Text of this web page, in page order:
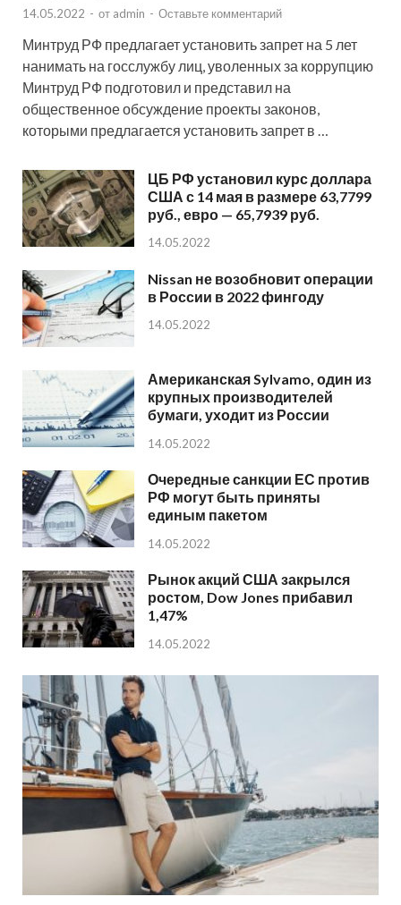
14.05.2022 - от admin - Оставьте комментарий
Минтруд РФ предлагает установить запрет на 5 лет
нанимать на госслужбу лиц, уволенных за коррупцию
Минтруд РФ подготовил и представил на
общественное обсуждение проекты законов,
которыми предлагается установить запрет в …
ЦБ РФ установил курс доллара
США с 14 мая в размере 63,7799
руб., евро — 65,7939 руб.
14.05.2022
Nissan не возобновит операции
в России в 2022 фингоду
14.05.2022
Американская Sylvamo, один из
крупных производителей
бумаги, уходит из России
14.05.2022
Очередные санкции ЕС против
РФ могут быть приняты
единым пакетом
14.05.2022
Рынок акций США закрылся
ростом, Dow Jones прибавил
1,47%
14.05.2022